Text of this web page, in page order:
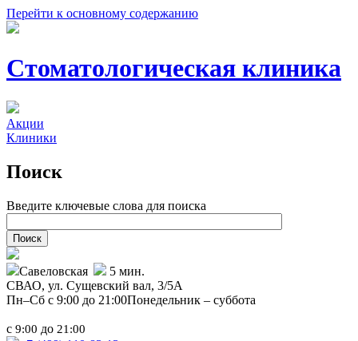
Перейти к основному содержанию
Стоматологическая клиника
Акции
Клиники
Поиск
Введите ключевые слова для поиска
Савеловская
5 мин.
СВАО, ул. Сущевский вал, 3/5А
Пн–Сб с 9:00 до 21:00Понедельник – суббота
с 9:00 до 21:00